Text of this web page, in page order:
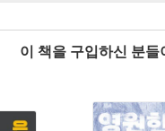
이 책을 구입하신 분